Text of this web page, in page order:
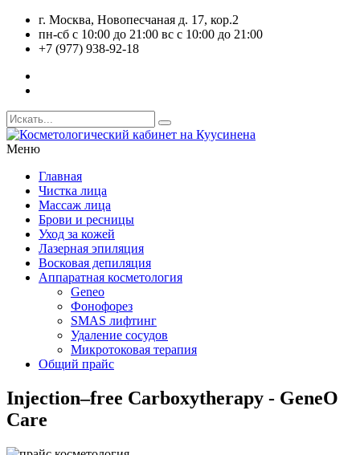
г. Москва, Новопесчаная д. 17, кор.2
пн-сб с 10:00 до 21:00 вс с 10:00 до 21:00
+7 (977) 938-92-18
Меню
Главная
Чистка лица
Массаж лица
Брови и ресницы
Уход за кожей
Лазерная эпиляция
Восковая депиляция
Аппаратная косметология
Geneo
Фонофорез
SMAS лифтинг
Удаление сосудов
Микротоковая терапия
Общий прайс
Injection–free Carboxytherapy - GeneO
Care